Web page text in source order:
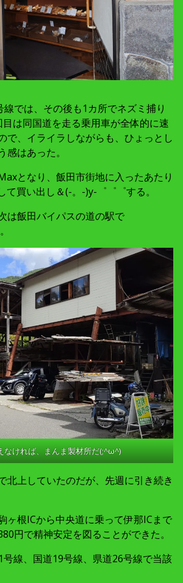
では、その後も1カ所でネズミ捕り
は同国道を走る乗用車が全体的に速
で、イライラしながらも、ひょっとし
感はあった。
となり、飯田市街地に入ったあたり
買い出し＆(-。-)y-゜゜゜する。
は飯田バイパスの道の駅で
なければ、まんま製材所だ(;^ω^)
北上していたのだが、先週に引き続き
ヶ根ICから中央道に乗って伊那ICまで
円で精神安定を図ることができた。
線、国道19号線、県道26号線で当該